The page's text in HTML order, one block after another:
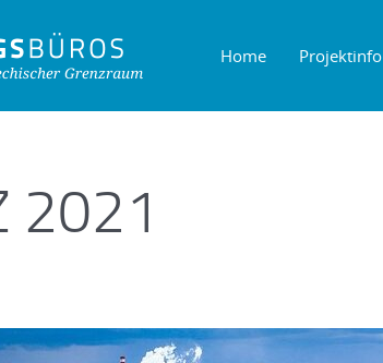
Home Projektinfo
2021